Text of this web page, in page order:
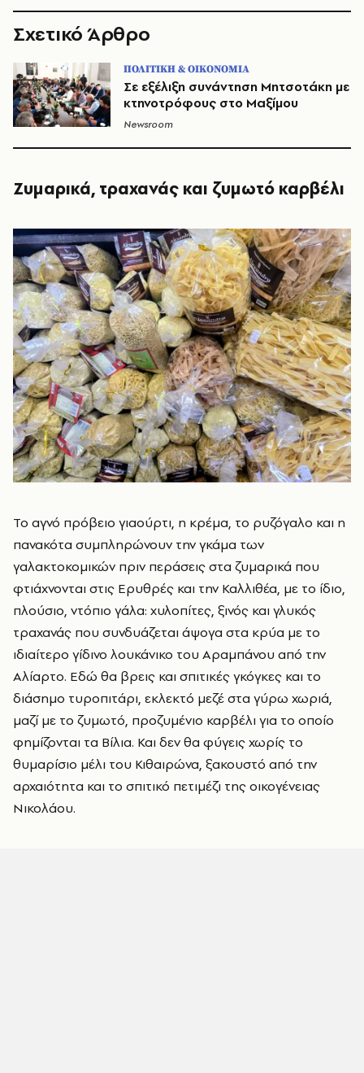
Σχετικό Άρθρο
ΠΟΛΙΤΙΚΗ & ΟΙΚΟΝΟΜΙΑ
Σε εξέλιξη συνάντηση Μητσοτάκη με
κτηνοτρόφους στο Μαξίμου
Newsroom
Ζυμαρικά, τραχανάς και ζυμωτό καρβέλι
Το αγνό πρόβειο γιαούρτι, η κρέμα, το ρυζόγαλο και η
πανακότα συμπληρώνουν την γκάμα των
γαλακτοκομικών πριν περάσεις στα ζυμαρικά που
φτιάχνονται στις Ερυθρές και την Καλλιθέα, με το ίδιο,
πλούσιο, ντόπιο γάλα: χυλοπίτες, ξινός και γλυκός
τραχανάς που συνδυάζεται άψογα στα κρύα με το
ιδιαίτερο γίδινο λουκάνικο του Αραμπάνου από την
Αλίαρτο. Εδώ θα βρεις και σπιτικές γκόγκες και το
διάσημο τυροπιτάρι, εκλεκτό μεζέ στα γύρω χωριά,
μαζί με το ζυμωτό, προζυμένιο καρβέλι για το οποίο
φημίζονται τα Βίλια. Και δεν θα φύγεις χωρίς το
θυμαρίσιο μέλι του Κιθαιρώνα, ξακουστό από την
αρχαιότητα και το σπιτικό πετιμέζι της οικογένειας
Νικολάου.